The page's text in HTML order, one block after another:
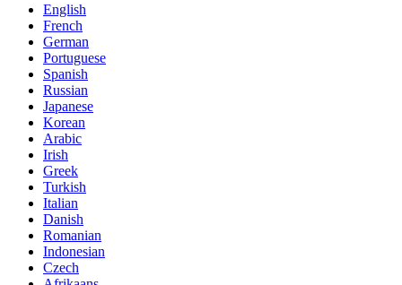
English
French
German
Portuguese
Spanish
Russian
Japanese
Korean
Arabic
Irish
Greek
Turkish
Italian
Danish
Romanian
Indonesian
Czech